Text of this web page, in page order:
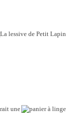
une